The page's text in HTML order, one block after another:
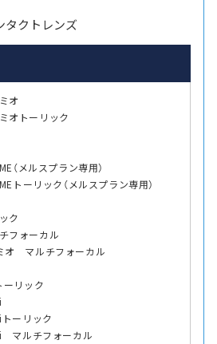
タクトレンズ
オ
オトーリック
（メルスプラン専用）
トーリック（メルスプラン専用）
ク
フォーカル
オ マルチフォーカル
リック
ーリック
マルチフォーカル